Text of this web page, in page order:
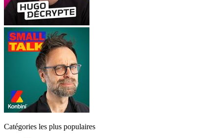
Catégories les plus populaires